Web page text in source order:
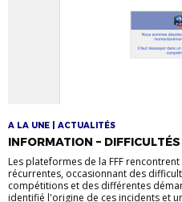
A LA UNE | ACTUALITÉS
INFORMATION –
Les plateformes de la FFF
récurrentes, occasionnant des
compétitions et des différentes
identifié l'origine de ces incidents et